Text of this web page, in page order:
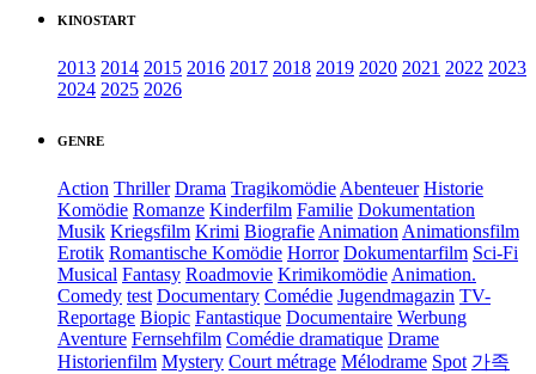
KINOSTART
2013 2014 2015 2016 2017 2018 2019 2020 2021 2022 2023
2024 2025 2026
GENRE
Action Thriller Drama TragikomödieAbenteuer Historie
Komödie Romanze Kinderfilm Familie Dokumentation
Musik Kriegsfilm Krimi BiografieAnimationAnimationsfilm
Erotik Romantische Komödie Horror Dokumentarfilm Sci-Fi
Musical Fantasy Roadmovie KrimikomödieAnimation.
Comedy test Documentary Comédie Jugendmagazin TV-
Reportage Biopic Fantastique Documentaire Werbung
Aventure Fernsehfilm Comédie dramatique Drame
Historienfilm Mystery Court métrage Mélodrame Spot 가족